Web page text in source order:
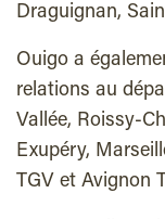
Draguignan,
Ouigo a
relations au
Vallée, Roissy-
Exupéry,
TGV et Avignon